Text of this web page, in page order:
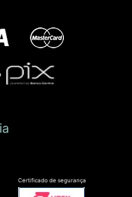
Certificado de segurança